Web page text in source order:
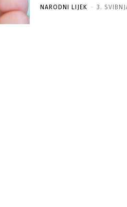
NARODNI LIJEK - 3.